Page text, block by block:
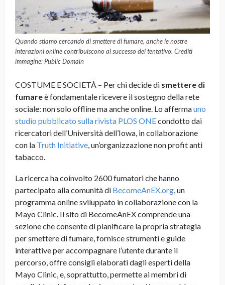
Quando stiamo cercando di smettere di fumare, anche le nostre
interazioni online contribuiscono al successo del tentativo. Crediti
immagine: Public Domain
COSTUME E SOCIETÀ – Per chi decide di smettere di
fumareè fondamentale ricevere il sostegno della rete
sociale: non solo offline ma anche online. Lo affermauno
studio pubblicato sulla rivista PLOS ONEcondotto dai
ricercatori dell’Università dell’Iowa, in collaborazione
con la Truth Initiative, un’organizzazione non profit anti
tabacco.
La ricerca ha coinvolto 2600 fumatori che hanno
partecipato alla comunità di BecomeAnEX.org, un
programma online sviluppato in collaborazione con la
Mayo Clinic. Il sito di BecomeAnEX comprende una
sezione che consente di pianificare la propria strategia
per smettere di fumare, fornisce strumenti e guide
interattive per accompagnare l’utente durante il
percorso, offre consigli elaborati dagli esperti della
Mayo Clinic, e, soprattutto, permette ai membri di